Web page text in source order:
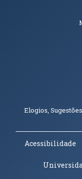
Elogios,
Acessibilidade